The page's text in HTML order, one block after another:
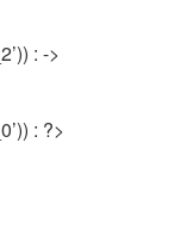
: ->
: ?>